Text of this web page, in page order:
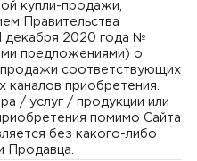
купли-продажи,
Правительства
декабря 2020 года №
предложениями) о
продажи соответствующих
каналов приобретения.
/ услуг / продукции или
помимо Сайта
без какого-либо
Продавца.